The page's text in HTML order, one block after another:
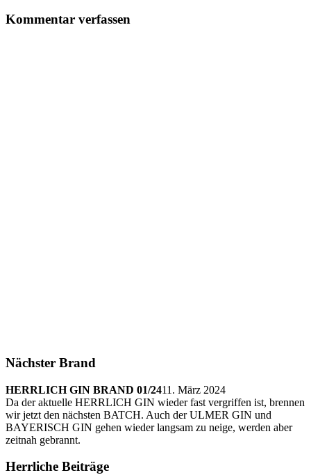
Kommentar verfassen
Nächster Brand
HERRLICH GIN BRAND 01/2411. März 2024
Da der aktuelle HERRLICH GIN wieder fast vergriffen ist, brennen
wir jetzt den nächsten BATCH. Auch der ULMER GIN und
BAYERISCH GIN gehen wieder langsam zu neige, werden aber
zeitnah gebrannt.
Herrliche Beiträge